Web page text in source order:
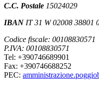
C.C. Postale 15024029
IBAN IT 31 W 02008 38801
Codice fiscale: 00108830571
P.IVA: 00108830571
Tel: +390746689901
Fax: +390746688252
PEC: